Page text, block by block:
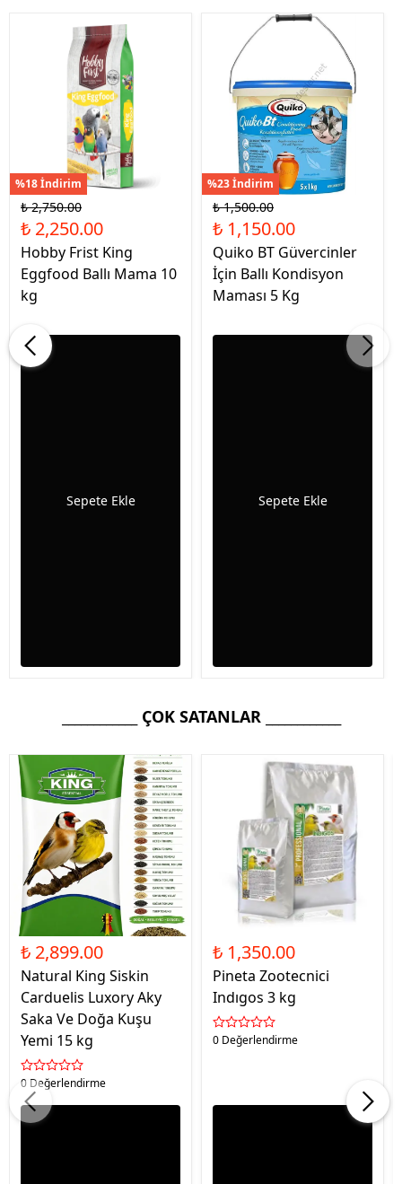
%18 İndirim
₺ 2,750.00
₺ 2,250.00
Hobby Frist King
Eggfood Ballı Mama 10
kg
Sepete Ekle
%23 İndirim
₺ 1,500.00
₺ 1,150.00
Quiko BT Güvercinler
İçin Ballı Kondisyon
Maması 5 Kg
Sepete Ekle
____________ ÇOK SATANLAR ____________
₺ 2,899.00
Natural King Siskin
Carduelis Luxory Aky
Saka Ve Doğa Kuşu
Yemi 15 kg
0 Değerlendirme
₺ 1,350.00
Pineta Zootecnici
Indıgos 3 kg
0 Değerlendirme